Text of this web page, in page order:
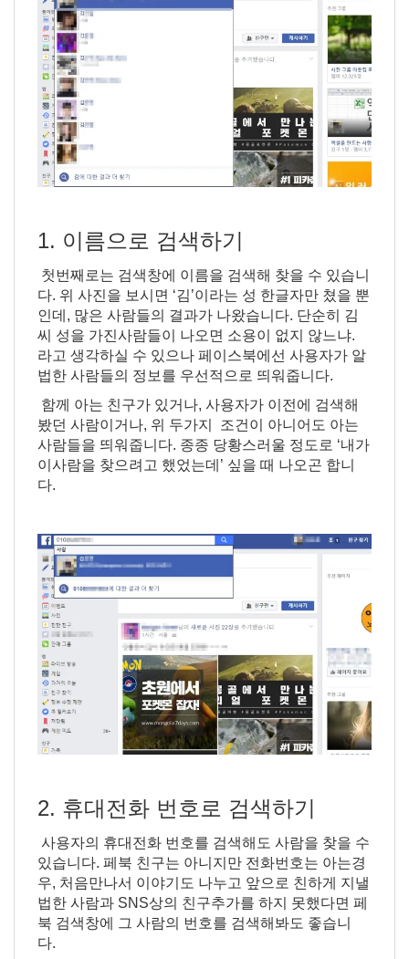
1. 이름으로 검색하기
첫번째로는 검색창에 이름을 검색해 찾을 수 있습니
다. 위 사진을 보시면 ‘김’이라는 성 한글자만 쳤을 뿐
인데, 많은 사람들의 결과가 나왔습니다. 단순히 김
씨 성을 가진사람들이 나오면 소용이 없지 않느냐.
라고 생각하실 수 있으나 페이스북에선 사용자가 알
법한 사람들의 정보를 우선적으로 띄워줍니다.
함께 아는 친구가 있거나, 사용자가 이전에 검색해
봤던 사람이거나, 위 두가지 조건이 아니어도 아는
사람들을 띄워줍니다. 종종 당황스러울 정도로 ‘내가
이사람을 찾으려고 했었는데’ 싶을 때 나오곤 합니
다.
2. 휴대전화 번호로 검색하기
사용자의 휴대전화 번호를 검색해도 사람을 찾을 수
있습니다. 페북 친구는 아니지만 전화번호는 아는경
우, 처음만나서 이야기도 나누고 앞으로 친하게 지낼
법한 사람과 SNS상의 친구추가를 하지 못했다면 페
북 검색창에 그 사람의 번호를 검색해봐도 좋습니
다.